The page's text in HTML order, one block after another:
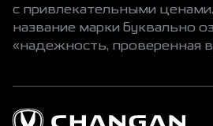
с привлекательными
название марки буквально
«надежность, проверенная